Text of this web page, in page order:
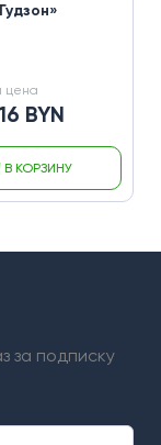
цена
BYN
В КОРЗИНУ
за подписку